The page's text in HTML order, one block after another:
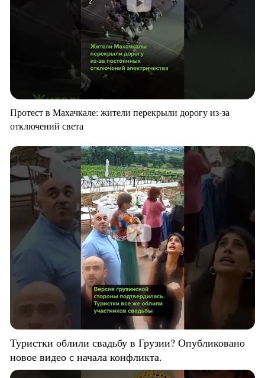
Протест в Махачкале: жители перекрыли дорогу из-за
отключений света
Туристки облили свадьбу в Грузии? Опубликовано
новое видео с начала конфликта.